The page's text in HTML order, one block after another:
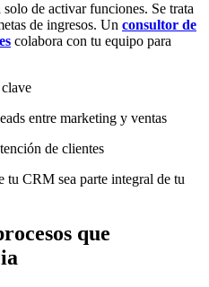
de activar funciones. Se trata
de ingresos. Un consultor de
colabora con tu equipo para
entre marketing y ventas
de clientes
tu CRM sea parte integral de tu
que